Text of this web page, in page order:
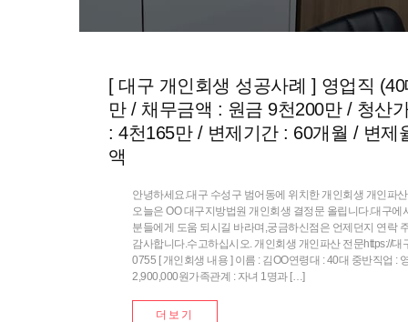
[ 대구 개인회생 성공사례 ] 영업직
만 / 채무금액 : 원금 9천200만 / 청산
: 4천165만 / 변제기간 : 60개월 / 변제
액
안녕하세요.대구 수성구 범어동에 위치한 개인회생 개인파
오늘은 OO 대구지방법원 개인회생 결정문 올립니다.대구에
분들에게 도움 되시길 바라며,궁금하신점은 언제던지 연락
감사합니다.수고하십시오. 개인회생 개인파산 전문https://대
0755 [ 개인회생 내용 ] 이름 : 김OO연령대 : 40대 중반직업 :
2,900,000원가족관계 : 자녀 1명과 […]
더보기